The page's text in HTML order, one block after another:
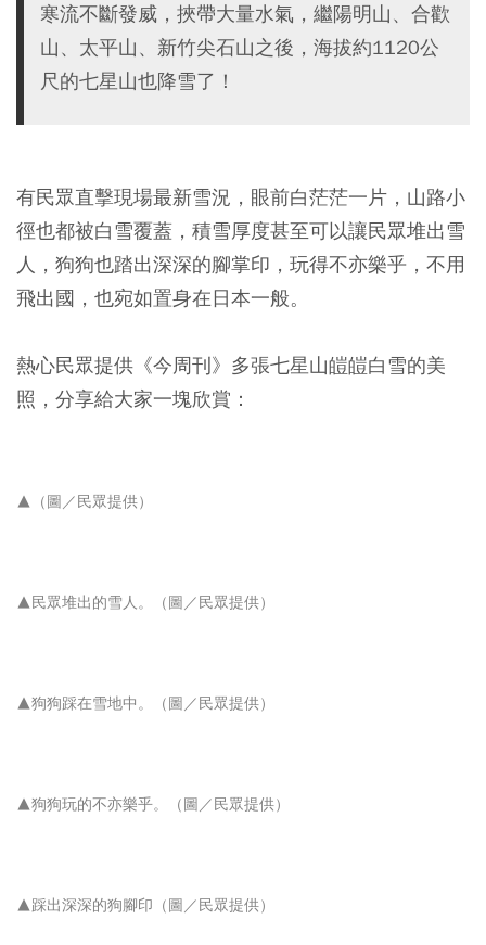
寒流不斷發威，挾帶大量水氣，繼陽明山、合歡
山、太平山、新竹尖石山之後，海拔約1120公
尺的七星山也降雪了！
有民眾直擊現場最新雪況，眼前白茫茫一片，山路小
徑也都被白雪覆蓋，積雪厚度甚至可以讓民眾堆出雪
人，狗狗也踏出深深的腳掌印，玩得不亦樂乎，不用
飛出國，也宛如置身在日本一般。
熱心民眾提供《今周刊》多張七星山皚皚白雪的美
照，分享給大家一塊欣賞：
▲（圖／民眾提供）
▲民眾堆出的雪人。（圖／民眾提供）
▲狗狗踩在雪地中。（圖／民眾提供）
▲狗狗玩的不亦樂乎。（圖／民眾提供）
▲踩出深深的狗腳印（圖／民眾提供）